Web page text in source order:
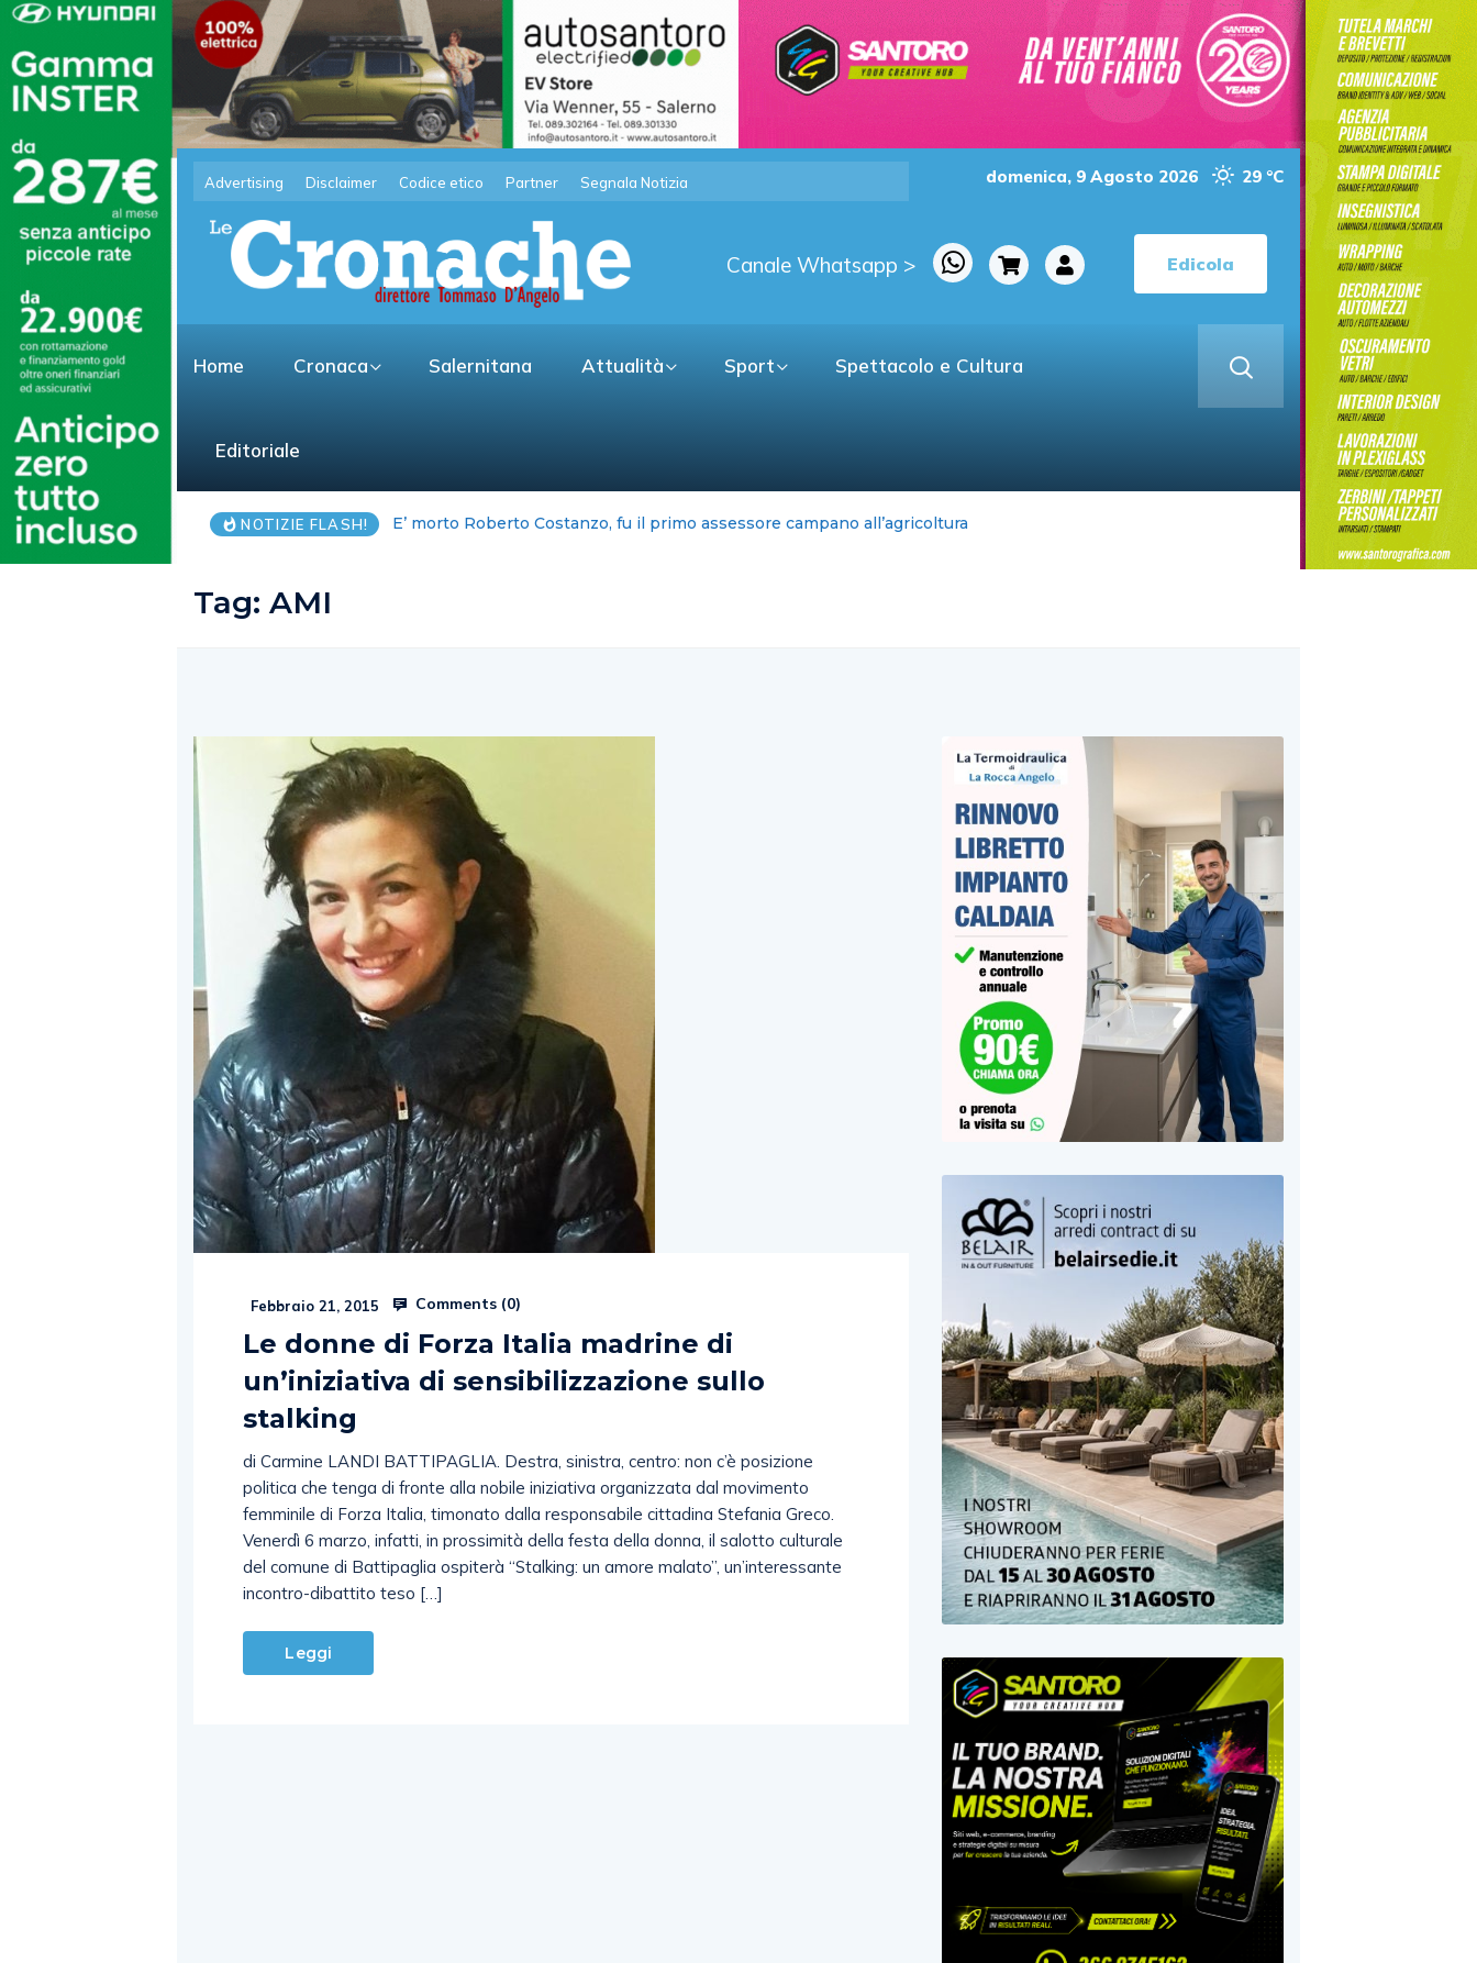
Advertising Disclaimer Codice etico Partner Segnala Notizia domenica, 9 Agosto 2026 29 °C
Canale Whatsapp > Edicola
Home Cronaca Salernitana Attualità Sport Spettacolo e Cultura
Editoriale
NOTIZIE FLASH! Salzano: Salernitani tartassati da bollette pazze
Tag:AMI
Febbraio 21, 2015 Comments (0)
Le donne di Forza Italia madrine di
un’iniziativa di sensibilizzazione sullo
stalking
di Carmine LANDI BATTIPAGLIA. Destra, sinistra, centro: non c’è posizione
politica che tenga di fronte alla nobile iniziativa organizzata dal movimento
femminile di Forza Italia, timonato dalla responsabile cittadina Stefania Greco.
Venerdì 6 marzo, infatti, in prossimità della festa della donna, il salotto culturale
del comune di Battipaglia ospiterà “Stalking: un amore malato”, un’interessante
incontro-dibattito teso […]
Leggi